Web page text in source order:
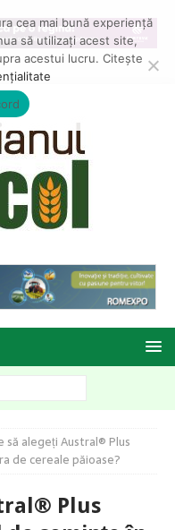
să alegeți Austral® Plus
de cereale păioase?
Plus
cea mai bună experiență
să utilizați acest site,
acestui lucru. Citește